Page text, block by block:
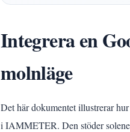
Integrera en
molnläge
Det här dokumentet illustrerar
i IAMMETER. Den stöder